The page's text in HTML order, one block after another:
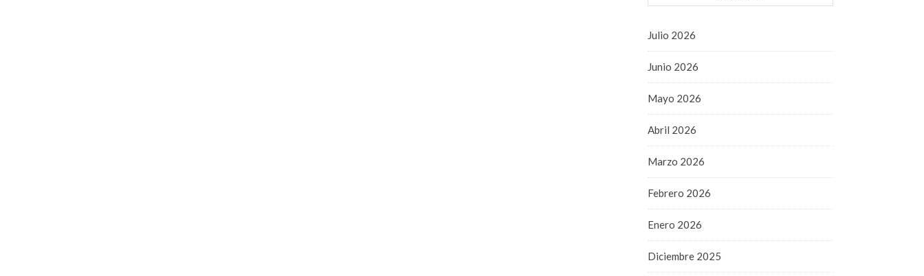
Julio 2026
Junio 2026
Mayo 2026
Abril 2026
Marzo 2026
Febrero 2026
Enero 2026
Diciembre 2025